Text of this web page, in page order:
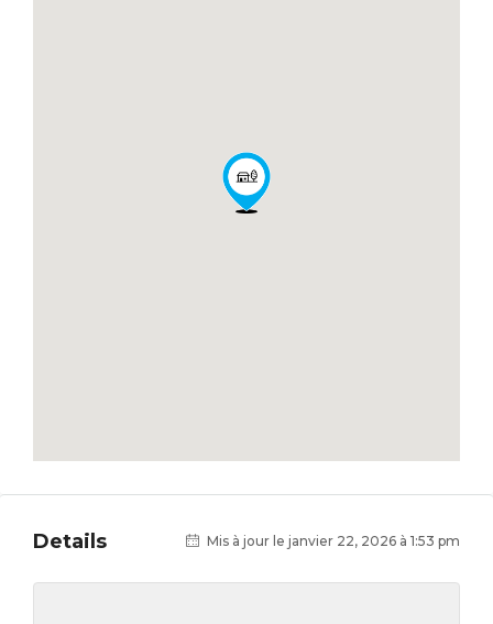
Details Mis à jour le janvier 22, 2026 à 1:53 pm